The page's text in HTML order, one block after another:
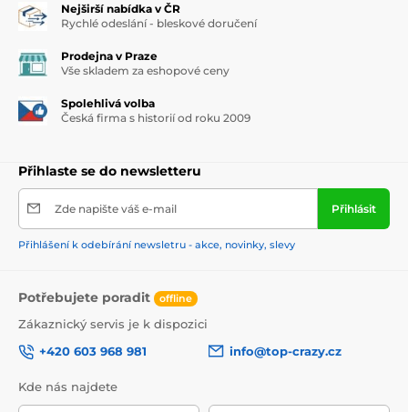
Nejširší nabídka v ČR
Rychlé odeslání - bleskové doručení
Prodejna v Praze
Vše skladem za eshopové ceny
Spolehlivá volba
Česká firma s historií od roku 2009
Přihlaste se do newsletteru
Zde napište váš e-mail Přihlásit
Přihlášení k odebírání newsletru - akce, novinky, slevy
Potřebujete poradit offline
Zákaznický servis je k dispozici
+420 603 968 981
info@top-crazy.cz
Kde nás najdete